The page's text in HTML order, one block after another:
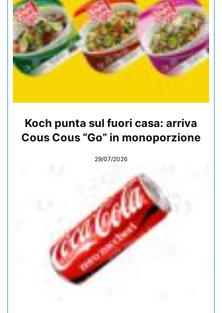
Koch punta sul fuori casa: arriva
Cous Cous “Go” in monoporzione
29/07/2026